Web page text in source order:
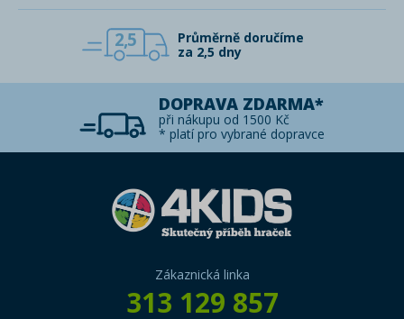
2,5
Průměrně doručíme
za 2,5 dny
DOPRAVA ZDARMA*
při nákupu od 1500 Kč
* platí pro vybrané dopravce
Zákaznická linka
313 129 857